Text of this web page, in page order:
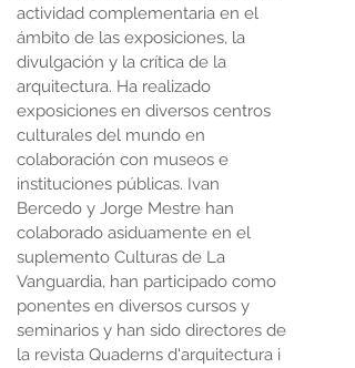
actividad complementaria en el
ámbito de las exposiciones, la
divulgación y la crítica de la
arquitectura. Ha realizado
exposiciones en diversos centros
culturales del mundo en
colaboración con museos e
instituciones públicas. Ivan
Bercedo y Jorge Mestre han
colaborado asiduamente en el
suplemento Culturas de La
Vanguardia, han participado como
ponentes en diversos cursos y
seminarios y han sido directores de
la revista Quaderns d'arquitectura i